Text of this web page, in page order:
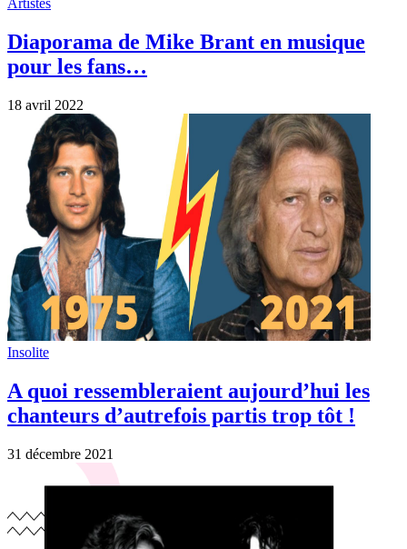
A quoi ressembleraient aujourd’hui les
chanteurs d’autrefois partis trop tôt !
31 décembre 2021
Années 70
Flashback 1974 : “Viens ce soir” Mike
Brant
13 novembre 2021